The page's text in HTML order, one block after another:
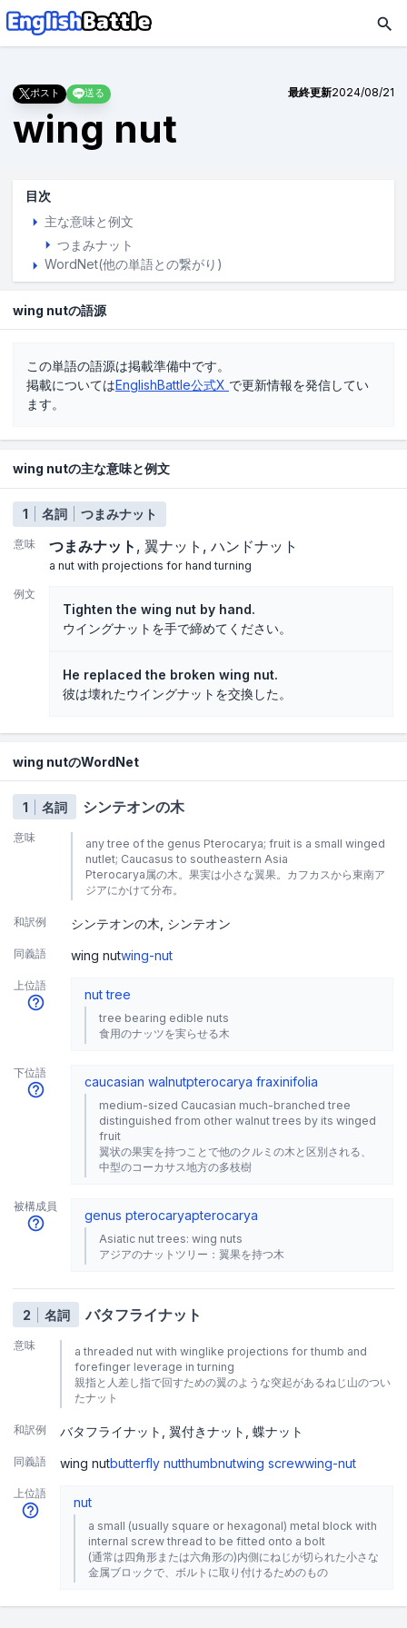
ポスト 送る 最終更新2024/08/21
wing nut
目次
主な意味と例文
つまみナット
WordNet(他の単語との繋がり)
wing nutの語源
この単語の語源は掲載準備中です。
掲載についてはEnglishBattle公式X で更新情報を発信してい
ます。
wing nutの主な意味と例文
1 名詞 つまみナット
意味 つまみナット 翼ナット ハンドナット
a nut with projections for hand turning
例文
Tighten the wing nut by hand.
ウイングナットを手で締めてください。
He replaced the broken wing nut.
彼は壊れたウイングナットを交換した。
wing nutのWordNet
1 名詞 シンテオンの木
意味
any tree of the genus Pterocarya; fruit is a small winged
nutlet; Caucasus to southeastern Asia
Pterocarya属の木。果実は小さな翼果。カフカスから東南ア
ジアにかけて分布。
和訳例 シンテオンの木 シンテオン
同義語 wing nutwing-nut
上位語
nut tree
tree bearing edible nuts
食用のナッツを実らせる木
下位語
caucasian walnutpterocarya fraxinifolia
medium-sized Caucasian much-branched tree
distinguished from other walnut trees by its winged
fruit
翼状の果実を持つことで他のクルミの木と区別される、
中型のコーカサス地方の多枝樹
被構成員
genus pterocaryapterocarya
Asiatic nut trees: wing nuts
アジアのナットツリー：翼果を持つ木
2 名詞 バタフライナット
意味
a threaded nut with winglike projections for thumb and
forefinger leverage in turning
親指と人差し指で回すための翼のような突起があるねじ山のつい
たナット
和訳例 バタフライナット 翼付きナット 蝶ナット
同義語 wing nutbutterfly nutthumbnutwing screwwing-nut
上位語
nut
a small (usually square or hexagonal) metal block with
internal screw thread to be fitted onto a bolt
(通常は四角形または六角形の)内側にねじが切られた小さな
金属ブロックで、ボルトに取り付けるためのもの